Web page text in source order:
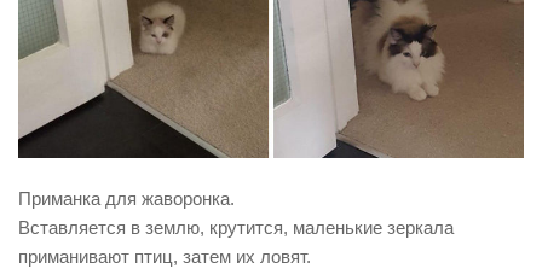
Приманка для жаворонка.
Вставляется в землю, крутится, маленькие зеркала
приманивают птиц, затем их ловят.